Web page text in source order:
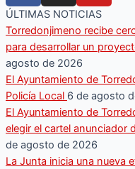
ÚLTIMAS NOTICIAS
Torredonjimeno recibe
para desarrollar un
agosto de 2026
El Ayuntamiento de
Policía Local 6 de agosto
El Ayuntamiento de
elegir el cartel anunciador
de agosto de 2026
La Junta inicia una nueva